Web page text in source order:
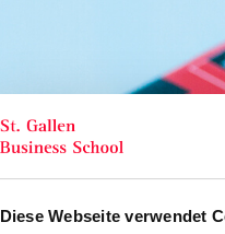
Diese Webseite verwendet